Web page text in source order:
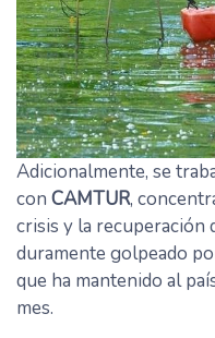
Adicionalmente, se
con CAMTUR,
crisis y la recuperación
duramente golpeado
que ha mantenido al
mes.